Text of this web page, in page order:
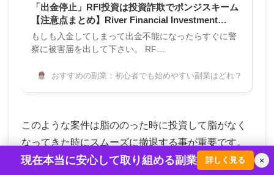
「出金停止」RFI投資は投資詐欺でポンジスキーム
【注意点まとめ】River Financial Investment
Limited https://rfiplat.com/#/
もしも入金してしまって出金不能になったらすぐに警
察に被害届を出して下さい。 RF…
おすすめの副業：初心者でも始めやすい副業はどれ？
このような案件は脂ののった時に投資して脂がなく
なってきた時にスムーズに撤退する事が重要です。
×
現在本当に安心して取り組める副業 詳しく見る